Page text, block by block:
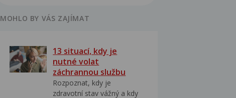
MOHLO BY VÁS ZAJÍMAT
13 situací, kdy je
nutné volat
záchrannou službu
Rozpoznat, kdy je
zdravotní stav vážný a kdy